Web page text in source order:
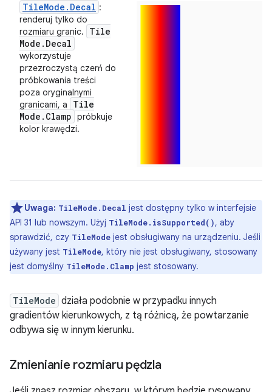
TileMode.Decal :
renderuj tylko do
rozmiaru granic.
Tile
Mode . Decal
wykorzystuje
przezroczystą czerń do
próbkowania treści
poza oryginalnymi
granicami, a
Tile
Mode . Clamp próbkuje
kolor krawędzi.
Uwaga: TileMode.Decal jest dostępny tylko w interfejsie
API 31 lub nowszym. Użyj TileMode.isSupported(), aby
sprawdzić, czy TileMode jest obsługiwany na urządzeniu. Jeśli
używany jest TileMode, który nie jest obsługiwany, stosowany
jest domyślny TileMode.Clamp jest stosowany.
TileMode działa podobnie w przypadku innych
gradientów kierunkowych, z tą różnicą, że powtarzanie
odbywa się w innym kierunku.
Zmienianie rozmiaru pędzla